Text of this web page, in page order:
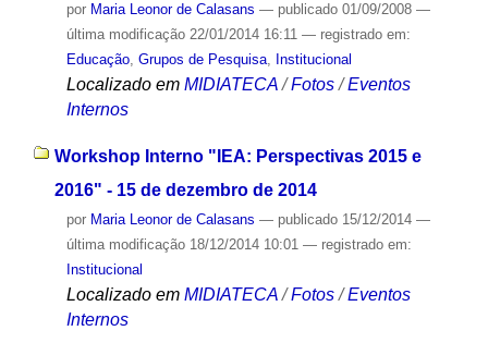
por Maria Leonor de Calasans — publicado01/09/2008 —
última modificação22/01/2014 16:11 — registrado em:
Educação, Grupos de Pesquisa, Institucional
Localizado em MIDIATECA /Fotos /Eventos
Internos
Workshop Interno "IEA: Perspectivas 2015 e
2016" - 15 de dezembro de 2014
por Maria Leonor de Calasans — publicado15/12/2014 —
última modificação18/12/2014 10:01 — registrado em:
Institucional
Localizado em MIDIATECA /Fotos /Eventos
Internos